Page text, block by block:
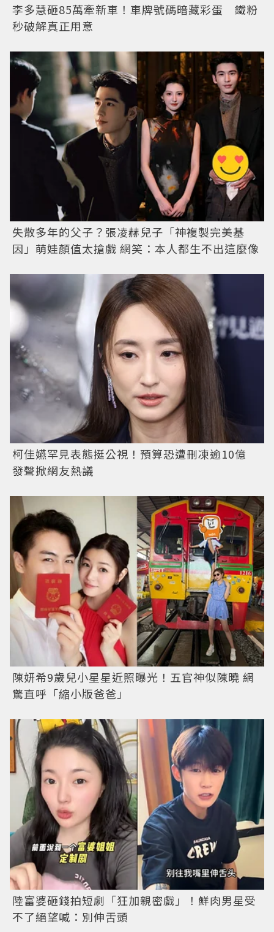
李多慧砸85萬牽新車！車牌號碼暗藏彩蛋 鐵粉
秒破解真正用意
失散多年的父子？張凌赫兒子「神複製完美基
因」萌娃顏值太搶戲 網笑：本人都生不出這麼像
柯佳嬿罕見表態挺公視！預算恐遭刪凍逾10億
發聲掀網友熱議
陳妍希9歲兒小星星近照曝光！五官神似陳曉 網
驚直呼「縮小版爸爸」
陸富婆砸錢拍短劇「狂加親密戲」！鮮肉男星受
不了絕望喊：別伸舌頭